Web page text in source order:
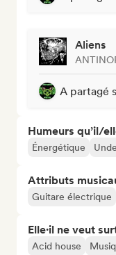
Aliens
A partagé
Humeurs qu’il/
Énergétique
Attributs
Guitare électrique
Elle·il ne veut
Acid house